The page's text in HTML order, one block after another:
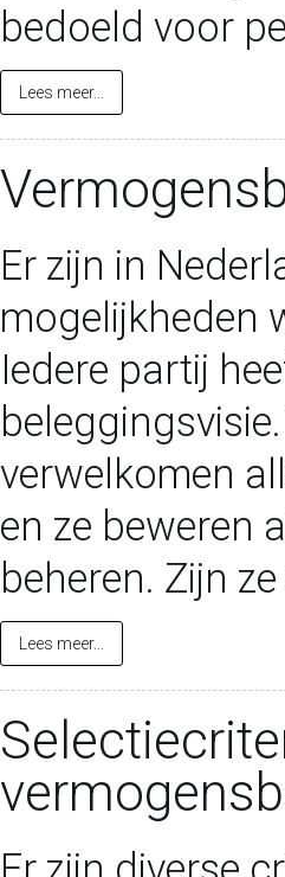
bedoeld voor
Lees meer...
Er zijn in
mogelijkheden
Iedere partij
verwelkomen
en ze beweren
beheren. Zijn
Lees meer...